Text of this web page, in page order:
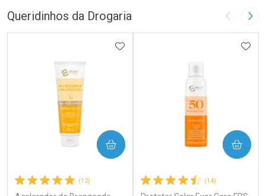
Queridinhos da Drogaria Imagem
(12)
ADICIONAR AOS FAVORITOS
COMPRAR
(14)
COMPRAR